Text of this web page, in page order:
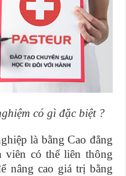
có gì đặc biệt ?
là bằng Cao đẳng
viên có thể liên thông
nâng cao giá trị bằng